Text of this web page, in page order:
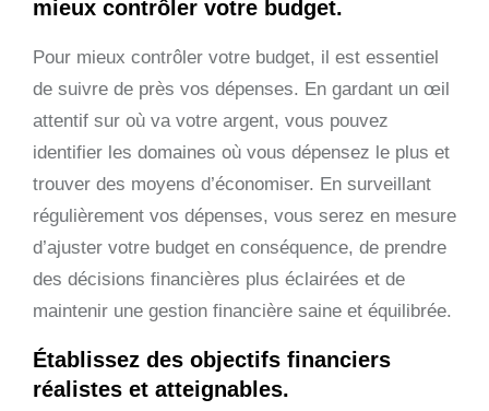
mieux contrôler votre budget.
Pour mieux contrôler votre budget, il est essentiel
de suivre de près vos dépenses. En gardant un œil
attentif sur où va votre argent, vous pouvez
identifier les domaines où vous dépensez le plus et
trouver des moyens d’économiser. En surveillant
régulièrement vos dépenses, vous serez en mesure
d’ajuster votre budget en conséquence, de prendre
des décisions financières plus éclairées et de
maintenir une gestion financière saine et équilibrée.
Établissez des objectifs financiers
réalistes et atteignables.